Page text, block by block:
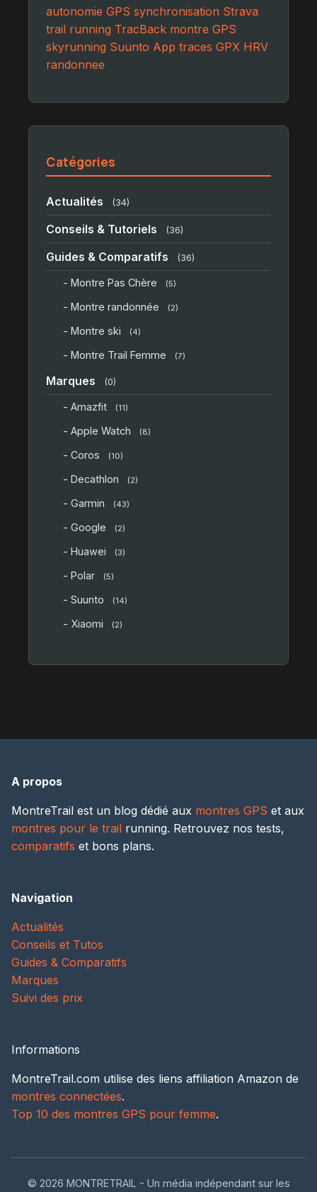
autonomie GPS synchronisation Strava
trail running TracBack montre GPS
skyrunning Suunto App traces GPX HRV
randonnee
Catégories
Actualités (34)
Conseils & Tutoriels (36)
Guides & Comparatifs (36)
- Montre Pas Chère (5)
- Montre randonnée (2)
- Montre ski (4)
- Montre Trail Femme (7)
Marques (0)
- Amazfit (11)
- Apple Watch (8)
- Coros (10)
- Decathlon (2)
- Garmin (43)
- Google (2)
- Huawei (3)
- Polar (5)
- Suunto (14)
- Xiaomi (2)
A propos
MontreTrail est un blog dédié aux montres GPS et aux
montres pour le trail running. Retrouvez nos tests,
comparatifs et bons plans.
Navigation
Actualités
Conseils et Tutos
Guides & Comparatifs
Marques
Suivi des prix
Informations
MontreTrail.com utilise des liens affiliation Amazon de
montres connectées.
Top 10 des montres GPS pour femme.
© 2026 MONTRETRAIL - Un média indépendant sur les